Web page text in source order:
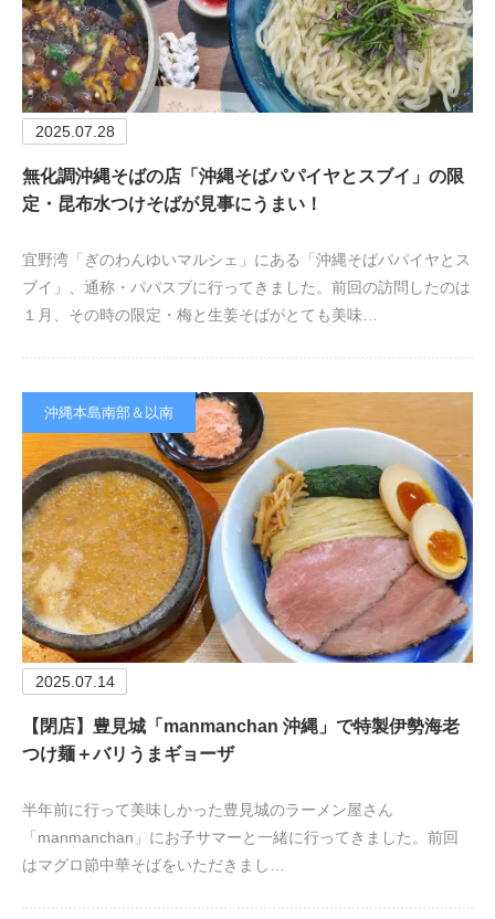
2025.07.28
無化調沖縄そばの店「沖縄そばパパイヤとスブイ」の限
定・昆布水つけそばが見事にうまい！
宜野湾「ぎのわんゆいマルシェ」にある「沖縄そばパパイヤとス
ブイ」、通称・パパスブに行ってきました。前回の訪問したのは
１月、その時の限定・梅と生姜そばがとても美味…
沖縄本島南部＆以南
2025.07.14
【閉店】豊見城「manmanchan 沖縄」で特製伊勢海老
つけ麺＋バリうまギョーザ
半年前に行って美味しかった豊見城のラーメン屋さん
「manmanchan」にお子サマーと一緒に行ってきました。前回
はマグロ節中華そばをいただきまし…